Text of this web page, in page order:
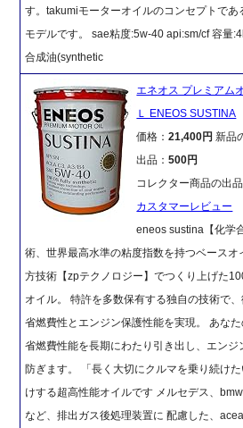
す。takumiモーターオイルのコンセプトで
モデルです。 sae粘度:5w-40 api:sm/cf 容量
合成油(synthetic
エネオス プレミアム
Ｌ ENEOS SUSTINA
価格：21,400円新品
出品：500円
コレクター商品の出
カスタマーレビュー
eneos sustina【化学
術、世界最高水準の粘度指数を持つベース
方技術【zpテクノロジー】でつくり上げた
オイル。 特許を多数保有する独自の技術で
省燃費性とエンジン保護性能を実現。 あな
省燃費性能を長期にわたり引き出し、エンジ
防ぎます。 「長く大切にクルマを乗り続け
けする超高性能オイルです メルセデス、
など、排出ガス後処理装置に 配慮した、